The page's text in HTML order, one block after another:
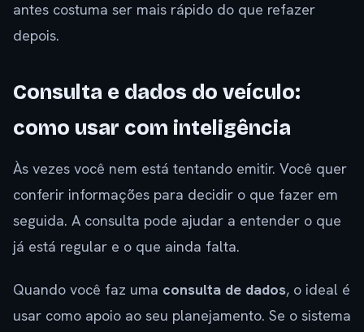
antes costuma ser mais rápido do que refazer
depois.
Consulta e dados do veículo:
como usar com inteligência
Às vezes você nem está tentando emitir. Você quer
conferir informações para decidir o que fazer em
seguida. A consulta pode ajudar a entender o que
já está regular e o que ainda falta.
Quando você faz uma consulta de dados, o ideal é
usar como apoio ao seu planejamento. Se o sistema